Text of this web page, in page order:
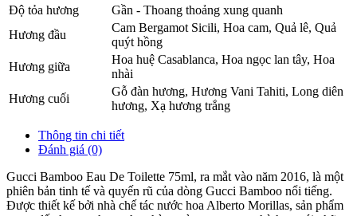
Độ tỏa hương
Gần - Thoang thoảng xung quanh
Hương đầu
Cam Bergamot Sicili, Hoa cam, Quả lê, Quả
quýt hồng
Hương giữa
Hoa huệ Casablanca, Hoa ngọc lan tây, Hoa
nhài
Hương cuối
Gỗ đàn hương, Hương Vani Tahiti, Long diên
hương, Xạ hương trắng
Thông tin chi tiết
Đánh giá (0)
Gucci Bamboo Eau De Toilette 75ml, ra mắt vào năm 2016, là một
phiên bản tinh tế và quyến rũ của dòng Gucci Bamboo nổi tiếng.
Được thiết kế bởi nhà chế tác nước hoa Alberto Morillas, sản phẩm